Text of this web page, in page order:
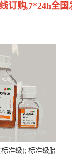
订购,7*24h全国
标准级); 标准级胎